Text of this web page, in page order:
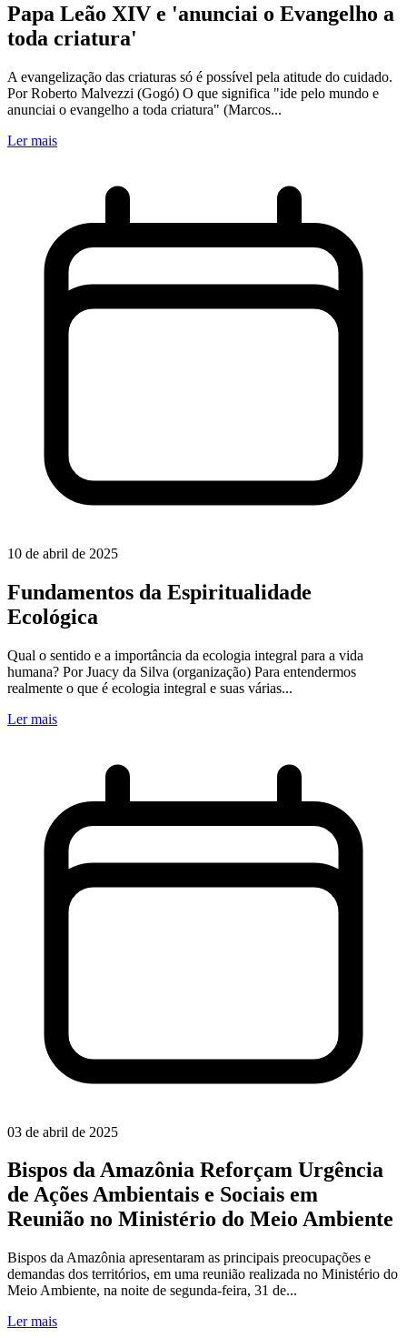
Papa Leão XIV e 'anunciai o Evangelho a
toda criatura'
A evangelização das criaturas só é possível pela atitude do cuidado.
Por Roberto Malvezzi (Gogó) O que significa "ide pelo mundo e
anunciai o evangelho a toda criatura" (Marcos...
Ler mais
10 de abril de 2025
Fundamentos da Espiritualidade
Ecológica
Qual o sentido e a importância da ecologia integral para a vida
humana? Por Juacy da Silva (organização) Para entendermos
realmente o que é ecologia integral e suas várias...
Ler mais
03 de abril de 2025
Bispos da Amazônia Reforçam Urgência
de Ações Ambientais e Sociais em
Reunião no Ministério do Meio Ambiente
Bispos da Amazônia apresentaram as principais preocupações e
demandas dos territórios, em uma reunião realizada no Ministério do
Meio Ambiente, na noite de segunda-feira, 31 de...
Ler mais